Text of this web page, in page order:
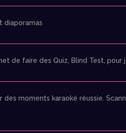
diaporamas
de faire des Quiz, Blind Test,
moments karaoké réussie.